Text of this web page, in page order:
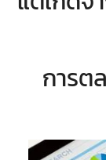
การต